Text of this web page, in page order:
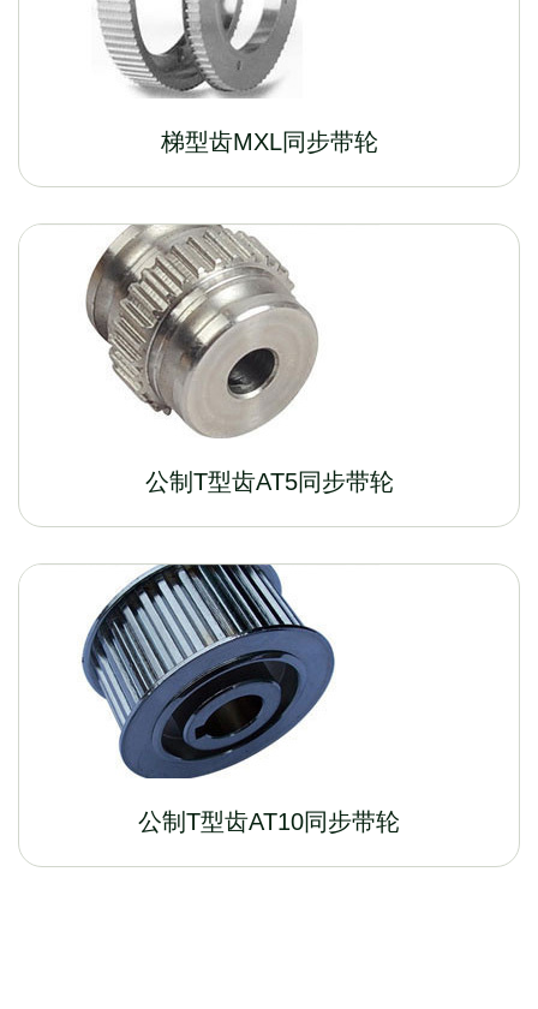
梯型齿MXL同步带轮
公制T型齿AT5同步带轮
公制T型齿AT10同步带轮